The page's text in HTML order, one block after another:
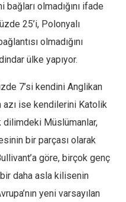
olmadığını ifade
25’i, Polonyalı
olmadığını
ülke yapıyor.
7’si kendini Anglikan
azı ise kendilerini Katolik
dilimdeki Müslümanlar,
bir parçası olarak
göre, birçok genç
daha asla kilisenin
yeni varsayılan